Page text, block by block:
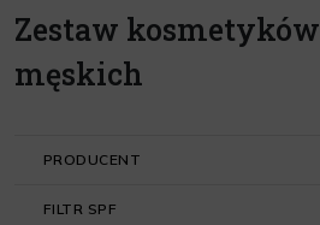
Zestaw kosmetyków
męskich
PRODUCENT
L'Occitane (2)
FILTR SPF